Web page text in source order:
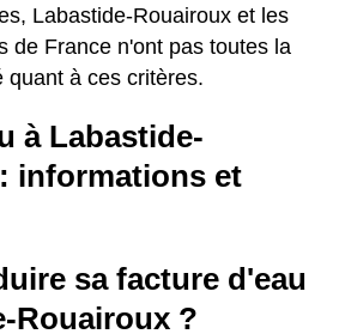
Labastide-Rouairoux et les
de France n'ont pas toutes la
quant à ces critères.
à Labastide-
informations et
sa facture d'eau
Rouairoux ?